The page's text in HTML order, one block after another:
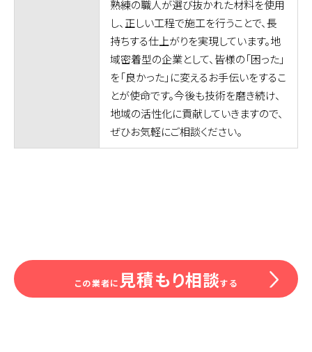
熟練の職人が選び抜かれた材料を使用
し、正しい工程で施工を行うことで、長
持ちする仕上がりを実現しています。地
域密着型の企業として、皆様の「困った」
を「良かった」に変えるお手伝いをするこ
とが使命です。今後も技術を磨き続け、
地域の活性化に貢献していきますので、
ぜひお気軽にご相談ください。
この業者に 見積もり相談する